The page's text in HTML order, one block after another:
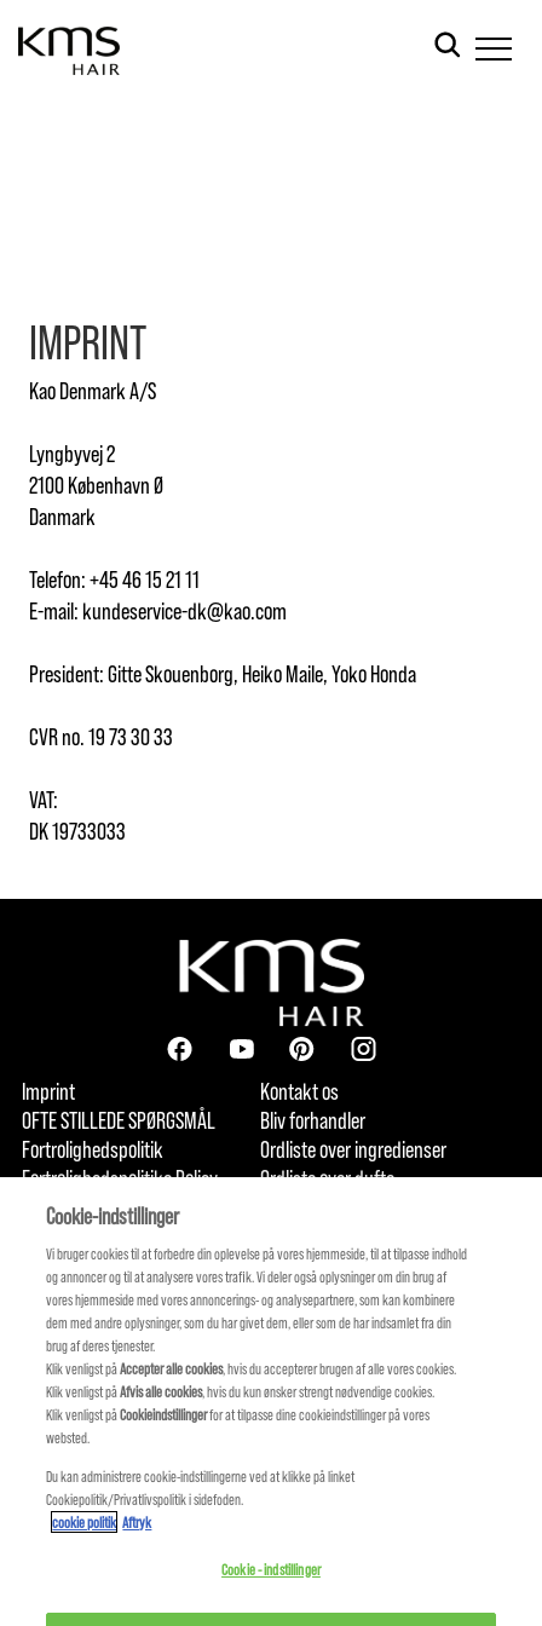
IMPRINT
Kao Denmark A/S
Lyngbyvej 2
2100 København Ø
Danmark
Telefon: +45 46 15 21 11
E-mail: kundeservice-dk@kao.com
President: Gitte Skouenborg, Heiko Maile, Yoko Honda
CVR no. 19 73 30 33
VAT:
DK 19733033
Imprint
OFTE STILLEDE SPØRGSMÅL
Fortrolighedspolitik
Fortrolighedspolitike Policy
Om os
Kontakt os
Bliv forhandler
Ordliste over ingredienser
Ordliste over dufte
Cookie-indstillinger
Vi bruger cookies til at forbedre din oplevelse på vores hjemmeside, til at tilpasse indhold
og annoncer og til at analysere vores trafik. Vi deler også oplysninger om din brug af
vores hjemmeside med vores annoncerings- og analysepartnere, som kan kombinere
dem med andre oplysninger, som du har givet dem, eller som de har indsamlet fra din
brug af deres tjenester.
Klik venligst påAccepter alle cookies, hvis du accepterer brugen af ​​alle vores cookies.
Klik venligst påAfvis alle cookies, hvis du kun ønsker strengt nødvendige cookies.
Klik venligst påCookieindstillingerfor at tilpasse dine cookieindstillinger på vores
websted.
Du kan administrere cookie-indstillingerne ved at klikke på linket
Cookiepolitik/Privatlivspolitik i sidefoden.
cookie politik Aftryk
Cookie - indstillinger